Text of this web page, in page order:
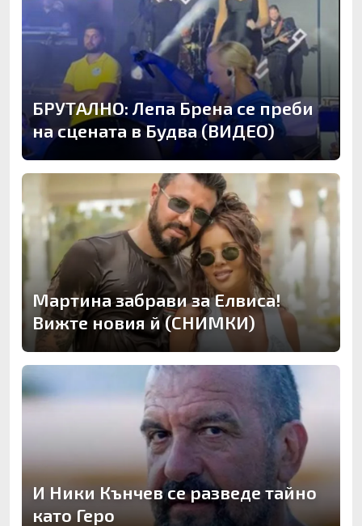
БРУТАЛНО: Лепа Брена се преби
на сцената в Будва (ВИДЕО)
Мартина забрави за Елвиса!
Вижте новия й (СНИМКИ)
И Ники Кънчев се разведе тайно
като Геро